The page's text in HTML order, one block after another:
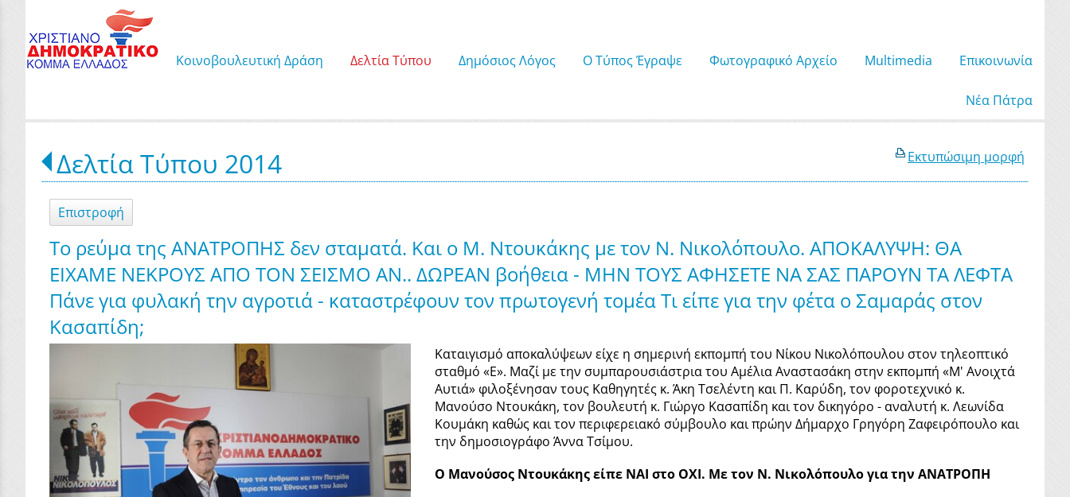
Κοινοβουλευτική Δράση Δελτία Τύπου Δημόσιος Λόγος Ο Τύπος Έγραψε Φωτογραφικό Αρχείο Μultimedia Επικοινωνία
Νέα Πάτρα
Εκτυπώσιμη μορφή
Δελτία Τύπου 2014
Επιστροφή
Το ρεύμα της ΑΝΑΤΡΟΠΗΣ δεν σταματά. Και ο Μ. Ντουκάκης με τον Ν. Νικολόπουλο. ΑΠΟΚΑΛΥΨΗ: ΘΑ
ΕΙΧΑΜΕ ΝΕΚΡΟΥΣ ΑΠΟ ΤΟΝ ΣΕΙΣΜΟ ΑΝ.. ΔΩΡΕΑΝ βοήθεια - ΜΗΝ ΤΟΥΣ ΑΦΗΣΕΤΕ ΝΑ ΣΑΣ ΠΑΡΟΥΝ ΤΑ ΛΕΦΤΑ
Πάνε για φυλακή την αγροτιά - καταστρέφουν τον πρωτογενή τομέα Τι είπε για την φέτα ο Σαμαράς στον
Κασαπίδη;
Καταιγισμό αποκαλύψεων είχε η σημερινή εκπομπή του Νίκου Νικολόπουλου στον τηλεοπτικό
σταθμό «Ε». Μαζί με την συμπαρουσιάστρια του Αμέλια Αναστασάκη στην εκπομπή «Μ' Ανοιχτά
Αυτιά» φιλοξένησαν τους Καθηγητές κ. Άκη Τσελέντη και Π. Καρύδη, τον φοροτεχνικό κ.
Μανούσο Ντουκάκη, τον βουλευτή κ. Γιώργο Κασαπίδη και τον δικηγόρο - αναλυτή κ. Λεωνίδα
Κουμάκη καθώς και τον περιφερειακό σύμβουλο και πρώην Δήμαρχο Γρηγόρη Ζαφειρόπουλο και
την δημοσιογράφο Άννα Τσίμου.
Ο Μανούσος Ντουκάκης είπε ΝΑΙ στο ΟΧΙ. Με τον Ν. Νικολόπουλο για την ΑΝΑΤΡΟΠΗ